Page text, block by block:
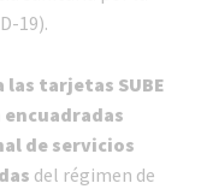
19).
las tarjetas SUBE
de servicios
del régimen de